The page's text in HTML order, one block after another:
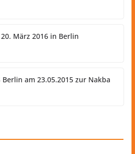
März 2016 in Berlin
Berlin am 23.05.2015 zur Nakba